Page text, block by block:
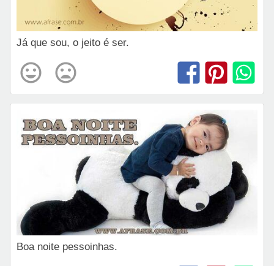
Já que sou, o jeito é ser.
Boa noite pessoinhas.